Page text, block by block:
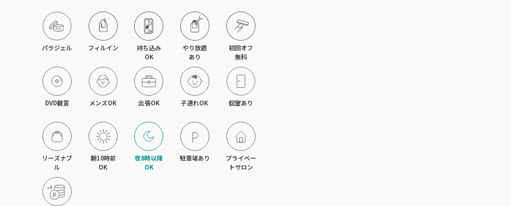
パラジェル フィルイン
持ち込み
OK
やり放題
あり
初回オフ
無料
DVD観賞 メンズOK 出張OK 子連れOK 個室あり
リーズナブ
ル
朝10時前
OK
夜8時以降
OK
駐車場あり
プライベー
トサロン